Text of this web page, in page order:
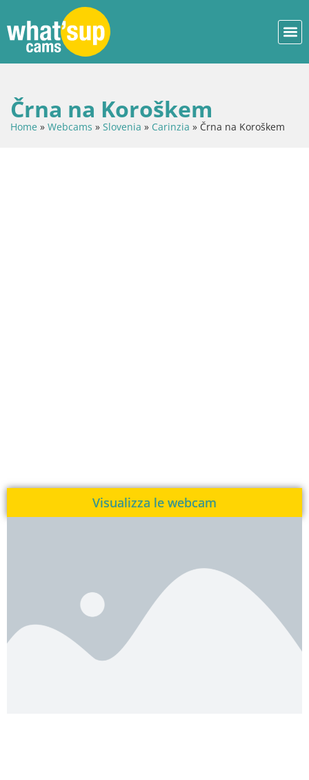
Črna na Koroškem
Home » Webcams » Slovenia » Carinzia » Črna na Koroškem
Visualizza le webcam